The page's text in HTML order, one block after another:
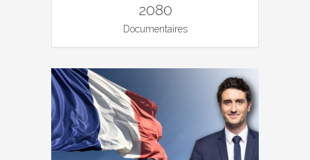
2080
Documentaires